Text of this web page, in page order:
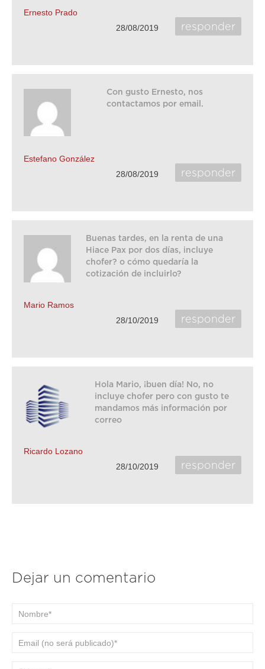
Ernesto Prado
responder
28/08/2019
Estefano González
Con gusto Ernesto, nos
contactamos por email.
responder
28/08/2019
Mario Ramos
Buenas tardes, en la renta de una
Hiace Pax por dos días, incluye
chofer? o cómo quedaría la
cotización de incluirlo?
responder
28/10/2019
Ricardo Lozano
Hola Mario, ¡buen día! No, no
incluye chofer pero con gusto te
mandamos más información por
correo
responder
28/10/2019
Dejar un comentario